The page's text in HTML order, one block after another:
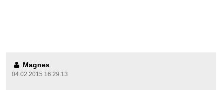
Magnes
04.02.2015 16:29:13